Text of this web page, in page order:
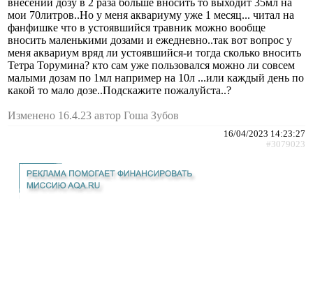
мои 70литров..Но у меня аквариуму уже 1 месяц... читал на
фанфишке что в устоявшийся травник можно вообще
вносить маленькими дозами и ежедневно..так вот вопрос у
меня аквариум вряд ли устоявшийся-и тогда сколько вносить
Тетра Торумина? кто сам уже пользовался можно ли совсем
малыми дозам по 1мл например на 10л ...или каждый день по
какой то мало дозе..Подскажите пожалуйста..?
Изменено 16.4.23 автор Гоша Зубов
16/04/2023 14:23:27
#3079023